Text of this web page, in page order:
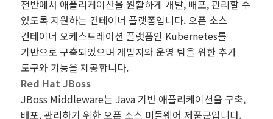
전반에서 애플리케이션을 원활하게 개발, 배포, 관리할 수
있도록 지원하는 컨테이너 플랫폼입니다. 오픈 소스
컨테이너 오케스트레이션 플랫폼인 Kubernetes를
기반으로 구축되었으며 개발자와 운영 팀을 위한 추가
도구와 기능을 제공합니다.
Red Hat JBoss
JBoss Middleware는 Java 기반 애플리케이션을 구축,
배포, 관리하기 위한 오픈 소스 미들웨어 제품군입니다.